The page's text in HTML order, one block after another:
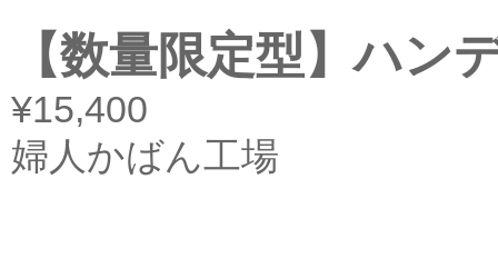
【数量限定型】ハン
¥15,400
婦人かばん工場